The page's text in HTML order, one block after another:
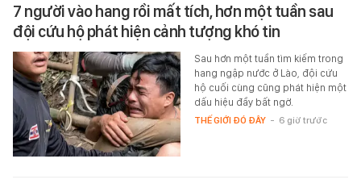
7 người vào hang rồi mất tích, hơn một tuần sau
đội cứu hộ phát hiện cảnh tượng khó tin
Sau hơn một tuần tìm kiếm trong
hang ngập nước ở Lào, đội cứu
hộ cuối cùng cũng phát hiện một
dấu hiệu đầy bất ngờ.
THẾ GIỚI ĐÓ ĐÂY - 6 giờ trước